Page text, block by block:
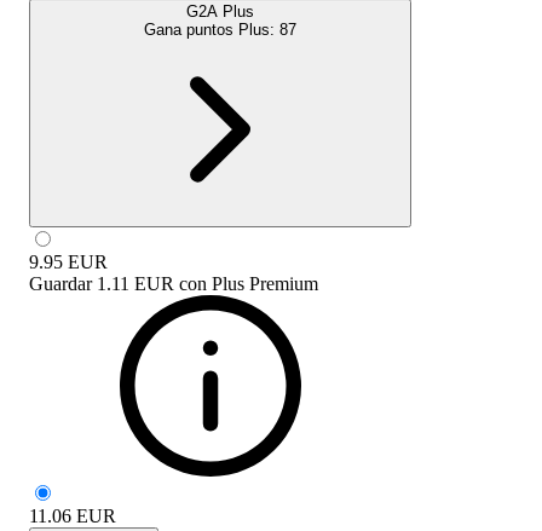
G2A Plus
Gana puntos Plus: 87
9.95 EUR
Guardar 1.11 EUR con Plus Premium
11.06 EUR